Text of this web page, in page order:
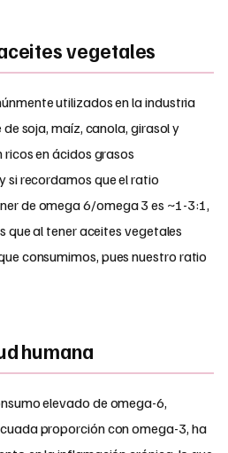
vegetales
utilizados en la industria
soja, maíz, canola, girasol y
en ácidos grasos
si recordamos que el ratio
de omega 6/omega 3 es ~1-3:1,
que al tener aceites vegetales
consumimos, pues nuestro ratio
humana
elevado de omega-6,
proporción con omega-3, ha